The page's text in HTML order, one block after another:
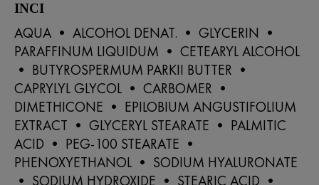
INCI
AQUA • ALCOHOL DENAT. • GLYCERIN •
PARAFFINUM LIQUIDUM • CETEARYL ALCOHOL
• BUTYROSPERMUM PARKII BUTTER •
CAPRYLYL GLYCOL • CARBOMER •
DIMETHICONE • EPILOBIUM ANGUSTIFOLIUM
EXTRACT • GLYCERYL STEARATE • PALMITIC
ACID • PEG-100 STEARATE •
PHENOXYETHANOL • SODIUM HYALURONATE
• SODIUM HYDROXIDE • STEARIC ACID •